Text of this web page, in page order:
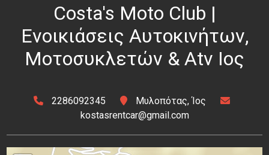
Costa's Moto Club |
Ενοικιάσεις Αυτοκινήτων,
Μοτοσυκλετών & Atv Ιος
2286092345
Μυλοπότας, Ίος
kostasrentcar@gmail.com